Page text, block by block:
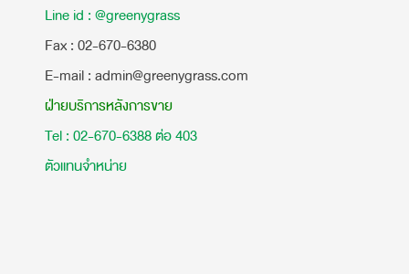
Line id : @greenygrass
​Fax : 02-670-6380
E-mail : admin@greenygrass.com
ฝ่ายบริการหลังการขาย
Tel : 02-670-6388 ต่อ 403
ตัวแทนจำหน่าย